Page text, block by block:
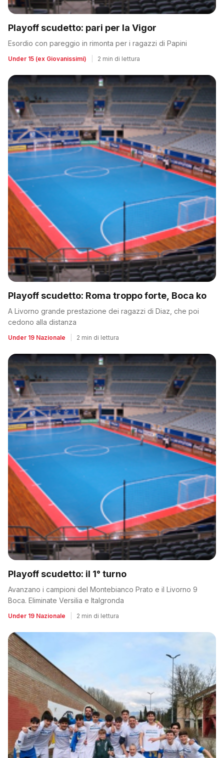
Playoff scudetto: pari per la Vigor
Esordio con pareggio in rimonta per i ragazzi di Papini
Under 15 (ex Giovanissimi) 2 min di lettura
Playoff scudetto: Roma troppo forte, Boca ko
A Livorno grande prestazione dei ragazzi di Diaz, che poi
cedono alla distanza
Under 19 Nazionale 2 min di lettura
Playoff scudetto: il 1° turno
Avanzano i campioni del Montebianco Prato e il Livorno 9
Boca. Eliminate Versilia e Italgronda
Under 19 Nazionale 2 min di lettura